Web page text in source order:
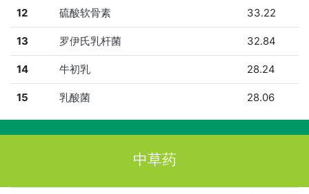
12 硫酸软骨素 33.22
13 罗伊氏乳杆菌 32.84
14 牛初乳 28.24
15 乳酸菌 28.06
中草药